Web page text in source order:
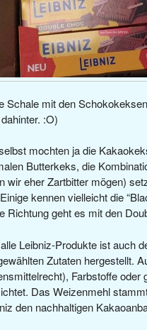
Schale mit den
:O)
mochten ja die
Butterkeks, die
wir eher Zartbitter mögen)
kennen vielleicht die
Richtung geht es mit den
Leibniz-Produkte ist auch
Zutaten hergestellt.
Farbstoffe oder
Das Weizenmehl
den nachhaltigen